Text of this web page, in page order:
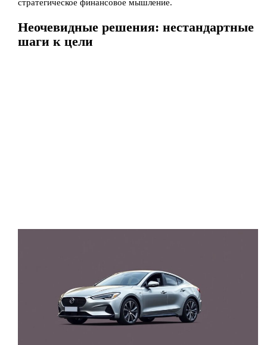
стратегическое финансовое мышление.
Неочевидные решения: нестандартные
шаги к цели